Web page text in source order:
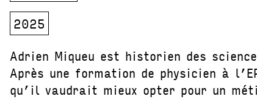
2025
Adrien Miqueu est historien des
Après une formation de physicien à
qu’il vaudrait mieux opter pour un